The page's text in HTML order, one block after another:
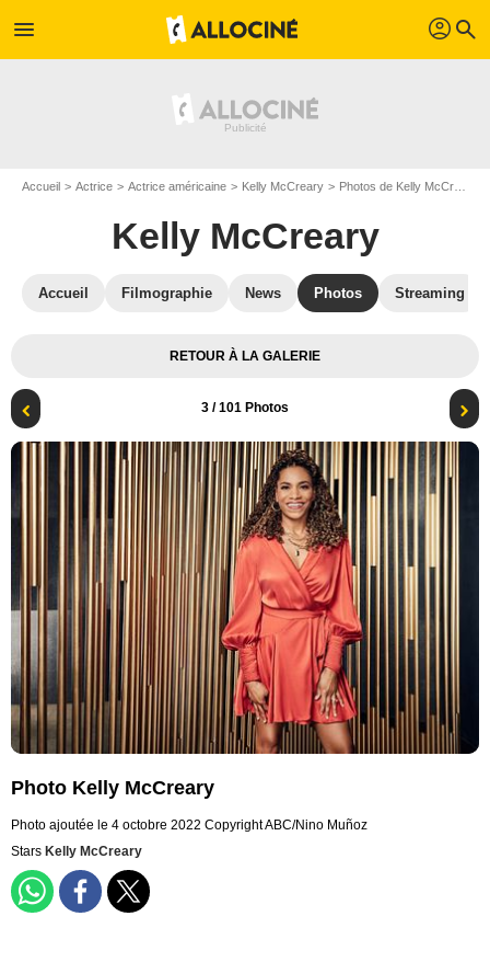
menu profil search
Accueil Actrice Actrice américaine Kelly McCreary Photos de Kelly McCreary
Kelly McCreary
Accueil Filmographie News Photos Streaming
RETOUR À LA GALERIE
3 / 101 Photos
Photo Kelly McCreary
Photo ajoutée le 4 octobre 2022 Copyright ABC/Nino Muñoz
Stars Kelly McCreary